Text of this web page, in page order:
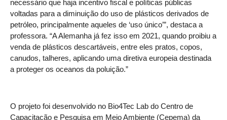
necessário que haja incentivo fiscal e políticas públicas
voltadas para a diminuição do uso de plásticos derivados de
petróleo, principalmente aqueles de ‘uso único’”, destaca a
professora. “A Alemanha já fez isso em 2021, quando proibiu a
venda de plásticos descartáveis, entre eles pratos, copos,
canudos, talheres, aplicando uma diretiva europeia destinada
a proteger os oceanos da poluição.”
O projeto foi desenvolvido no Bio4Tec Lab do Centro de
Capacitação e Pesquisa em Meio Ambiente (Cepema) da